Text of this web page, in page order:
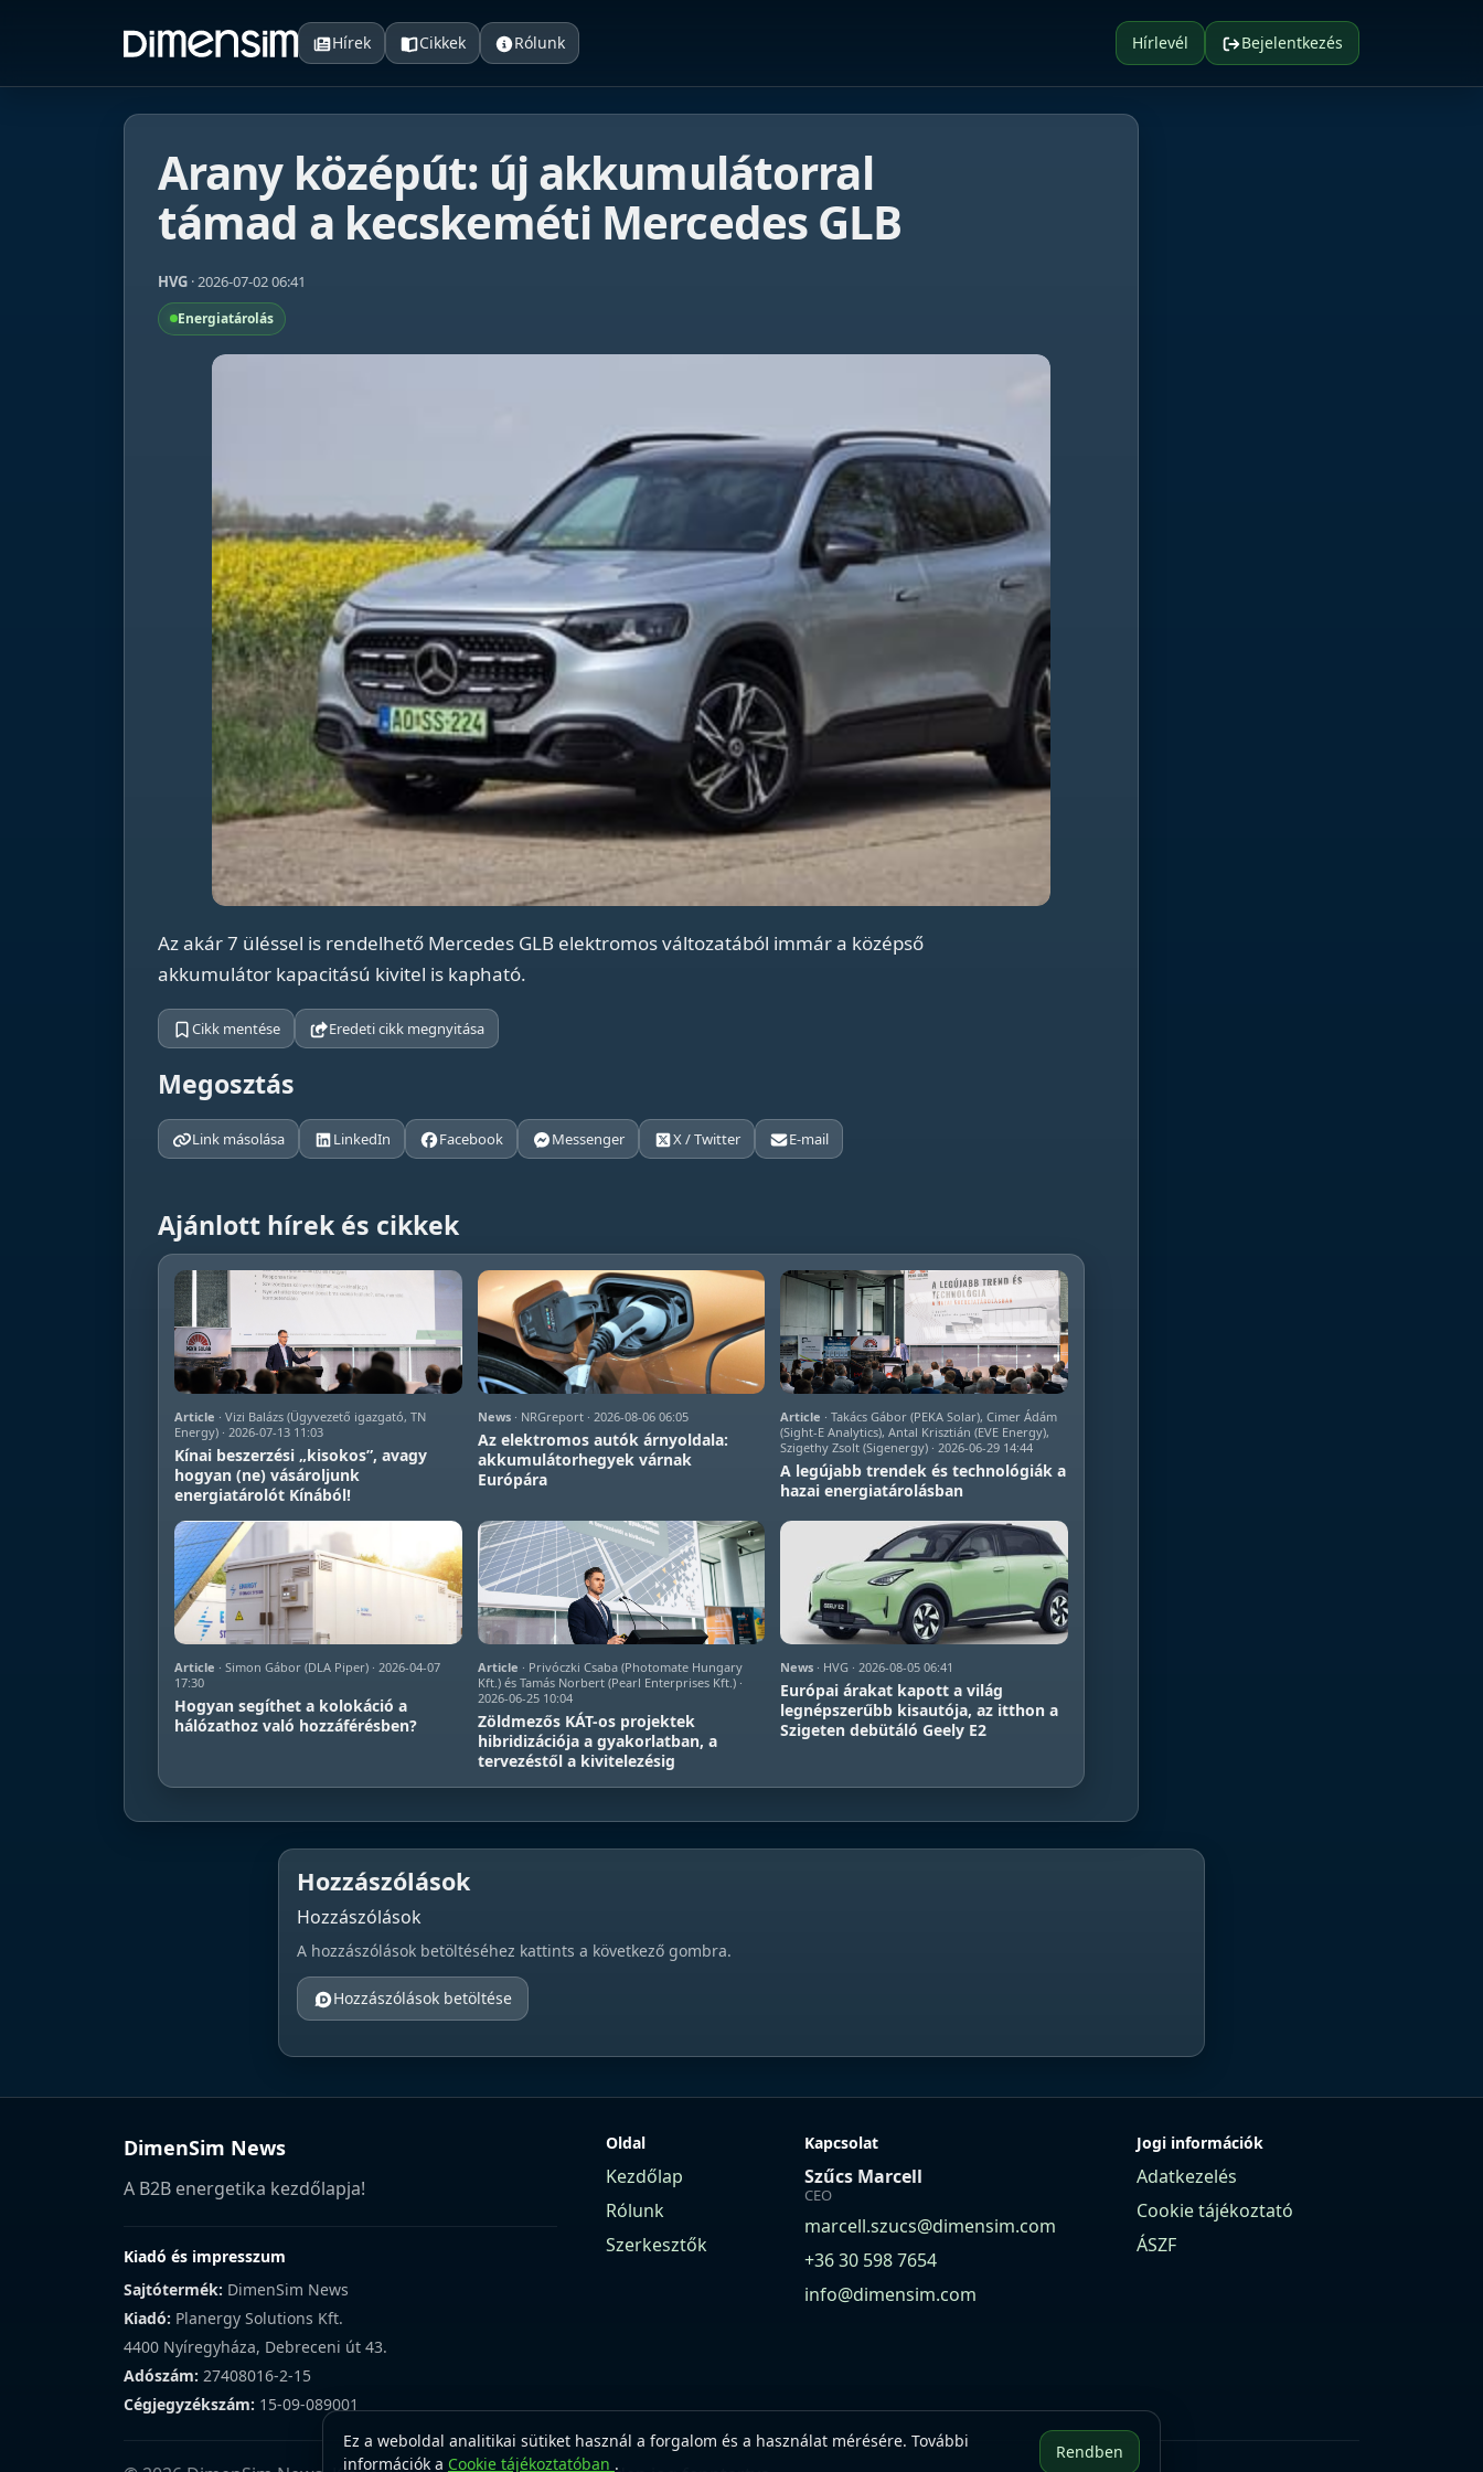
Hírlevél Bejelentkezés
Hírek Cikkek Rólunk
Arany középút: új akkumulátorral
támad a kecskeméti Mercedes GLB
HVG · 2026-07-02 06:41
Energiatárolás
Az akár 7 üléssel is rendelhető Mercedes GLB elektromos változatából immár a középső
akkumulátor kapacitású kivitel is kapható.
Cikk mentése Eredeti cikk megnyitása
Megosztás
Link másolása LinkedIn Facebook Messenger X / Twitter E-mail
Ajánlott hírek és cikkek
Article · Vizi Balázs (Ügyvezető igazgató, TN
Energy) · 2026-07-13 11:03
Kínai beszerzési „kisokos”, avagy
hogyan (ne) vásároljunk
energiatárolót Kínából!
News· NRGreport · 2026-08-06 06:05
Az elektromos autók árnyoldala:
akkumulátorhegyek várnak
Európára
Article · Takács Gábor (PEKA Solar), Cimer Ádám
(Sight-E Analytics), Antal Krisztián (EVE Energy),
Szigethy Zsolt (Sigenergy) · 2026-06-29 14:44
A legújabb trendek és technológiák a
hazai energiatárolásban
Article · Simon Gábor (DLA Piper) · 2026-04-07
17:30
Hogyan segíthet a kolokáció a
hálózathoz való hozzáférésben?
Article · Privóczki Csaba (Photomate Hungary
Kft.) és Tamás Norbert (Pearl Enterprises Kft.) ·
2026-06-25 10:04
Zöldmezős KÁT-os projektek
hibridizációja a gyakorlatban, a
tervezéstől a kivitelezésig
News · HVG · 2026-08-05 06:41
Európai árakat kapott a világ
legnépszerűbb kisautója, az itthon a
Szigeten debütáló Geely E2
Hozzászólások
Hozzászólások
A hozzászólások betöltéséhez kattints a következő gombra.
Hozzászólások betöltése
Ez a weboldal analitikai sütiket használ a forgalom és a használat mérésére. További
információk a Cookie tájékoztatóban .
Rendben
DimenSim News
A B2B energetika kezdőlapja!
Kiadó és impresszum
Sajtótermék: DimenSim News
Kiadó: Planergy Solutions Kft.
4400 Nyíregyháza, Debreceni út 43.
Adószám: 27408016-2-15
Cégjegyzékszám: 15-09-089001
Oldal
Kezdőlap
Rólunk
Szerkesztők
Kapcsolat
Szűcs Marcell
CEO
marcell.szucs@dimensim.com
+36 30 598 7654
info@dimensim.com
Jogi információk
Adatkezelés
Cookie tájékoztató
ÁSZF